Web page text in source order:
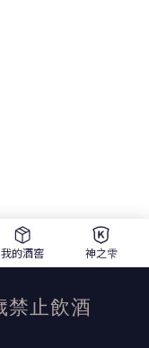
我的酒窖 神之雫
禁止飲酒